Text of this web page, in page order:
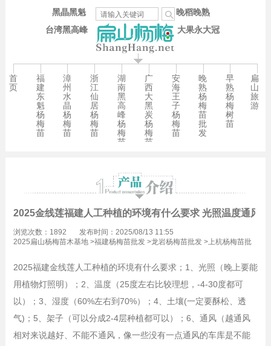
台湾黑高峰
晚稻晚熟
大果永大冠
黑晶黑魁
首
页
福
建
东
魁
杨
梅
苗
漳
州
水
晶
杨
梅
苗
浙
江
仙
居
杨
梅
苗
湖
南
黑
高
峰
杨
梅
苗
广
西
大
黑
炭
杨
梅
苗
安
海
王
子
杨
梅
苗
晚
熟
杨
梅
苗
批
发
早
熟
杨
梅
树
苗
扁
山
旅
游
2025金线莲福建人工种植的环境有什么要求 光照温度通风
浏览次数：1892
发布时间：2025/08/13 11:55
2025扁山杨梅苗木基地>福建杨梅苗批发>龙岩杨梅苗批发>上杭杨梅苗批
2025福建金线莲人工种植的环境有什么要求；1、光照（晚上要能
用植物灯照明）； 2、 温度（25度左右比较理想，-4-30度都可
以）；3
湿度（60%左右到70%）； 4、 土壤(一定要酥松、透
气)；5、架子（可以分成2-4层种植都可以）；6、通风（越通风
相对来说越好、不能不通风，像一些没有一点通风的车库是不能